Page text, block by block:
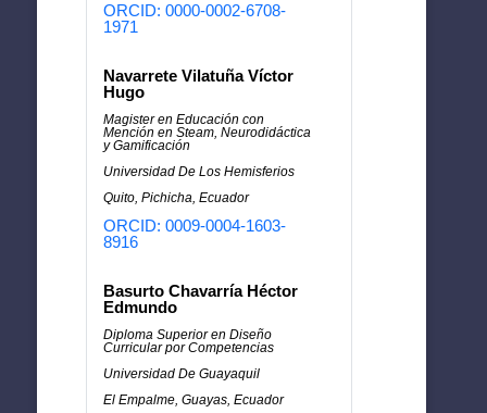
ORCID: 0000-0002-6708-
1971
Navarrete Vilatuña Víctor
Hugo
Magister en Educación con
Mención en Steam, Neurodidáctica
y Gamificación
Universidad De Los Hemisferios
Quito, Pichicha, Ecuador
ORCID: 0009-0004-1603-
8916
Basurto Chavarría Héctor
Edmundo
Diploma Superior en Diseño
Curricular por Competencias
Universidad De Guayaquil
El Empalme, Guayas, Ecuador